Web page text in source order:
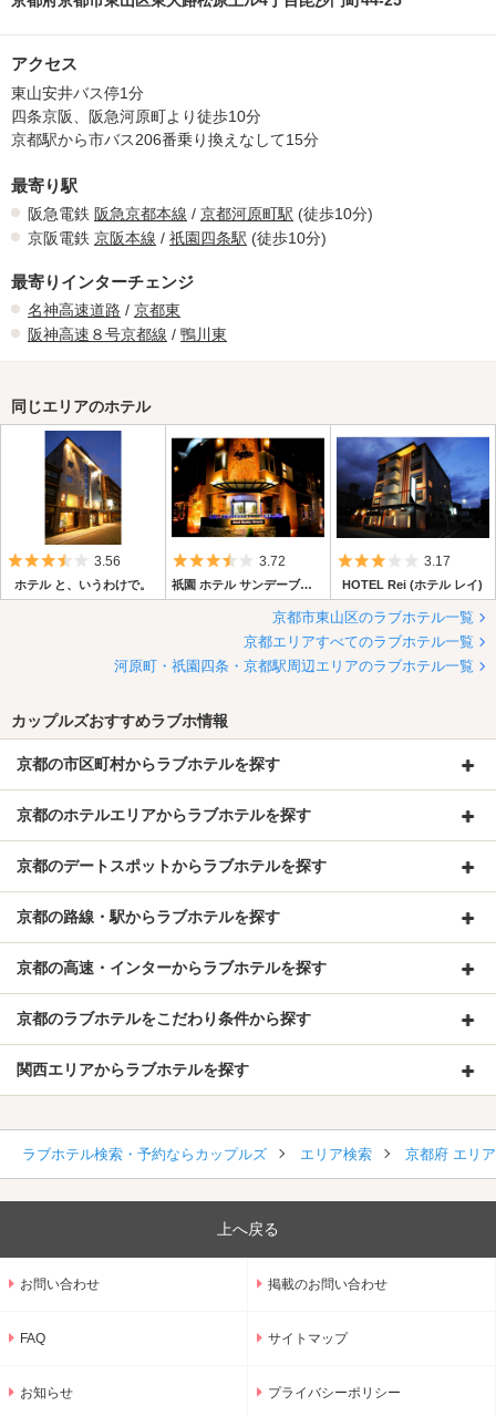
アクセス
東山安井バス停1分
四条京阪、阪急河原町より徒歩10分
京都駅から市バス206番乗り換えなして15分
最寄り駅
阪急電鉄 阪急京都本線 / 京都河原町駅 (徒歩10分)
京阪電鉄 京阪本線 / 祇園四条駅 (徒歩10分)
最寄りインターチェンジ
名神高速道路 / 京都東
阪神高速８号京都線 / 鴨川東
同じエリアのホテル
5つ星のうち3.5
3.56
ホテル と、いうわけで。
5つ星のうち3.5
3.72
祇園 ホテル サンデーブランチ
5つ星のうち3
3.17
HOTEL Rei (ホテル レイ)
京都市東山区のラブホテル一覧
京都エリアすべてのラブホテル一覧
河原町・祇園四条・京都駅周辺エリアのラブホテル一覧
カップルズおすすめラブホ情報
京都の市区町村からラブホテルを探す
京都のホテルエリアからラブホテルを探す
京都のデートスポットからラブホテルを探す
京都の路線・駅からラブホテルを探す
京都の高速・インターからラブホテルを探す
京都のラブホテルをこだわり条件から探す
関西エリアからラブホテルを探す
ラブホテル検索・予約ならカップルズ エリア検索 京都府 エリ
上へ戻る
お問い合わせ 掲載のお問い合わせ
FAQ サイトマップ
お知らせ プライバシーポリシー